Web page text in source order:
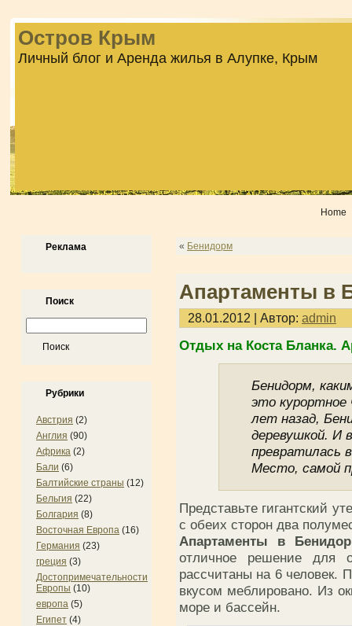
Остров Крым
Личный блог и Аренда жилья в Алупке, Крым
Home
Реклама
Поиск
Рубрики
Австрия (2)
Англия (90)
Африка (2)
Бали (6)
Балтийские страны (12)
Бельгия (22)
Болгария (8)
Восточная Европа (16)
Германия (23)
греция (3)
Достопримечательности
Европы (10)
европа (5)
Египет (4)
« Бенидорм
Апартаменты в
28.01.2012 | Автор: admin
Отдых на Коста Бланка.
Бенидорм,
это курортное
лет назад,
деревушкой. И
превратилась
Место, самой
Представьте гигантский
с обеих сторон два
Апартаменты в
отличное решение для
рассчитаны на 6 человек.
вкусом меблировано. Из
море и бассейн.